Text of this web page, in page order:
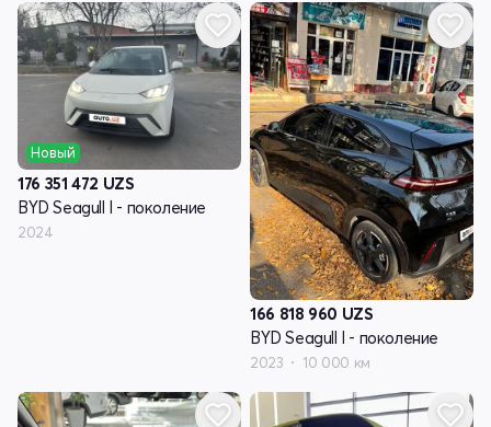
Новый
176 351 472 UZS
BYD Seagull I - поколение
2024
166 818 960 UZS
BYD Seagull I - поколение
2023 10 000 км